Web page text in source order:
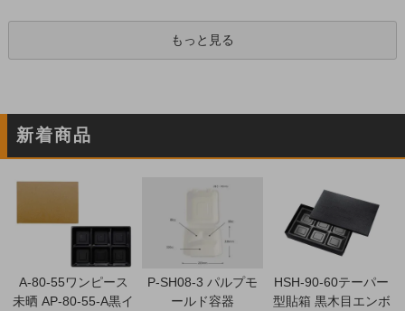
もっと見る
新着商品
A-80-55ワンピース
未晒 AP-80-55-A黒イ
P-SH08-3 パルプモ
ールド容器
HSH-90-60テーパー
型貼箱 黒木目エンボ